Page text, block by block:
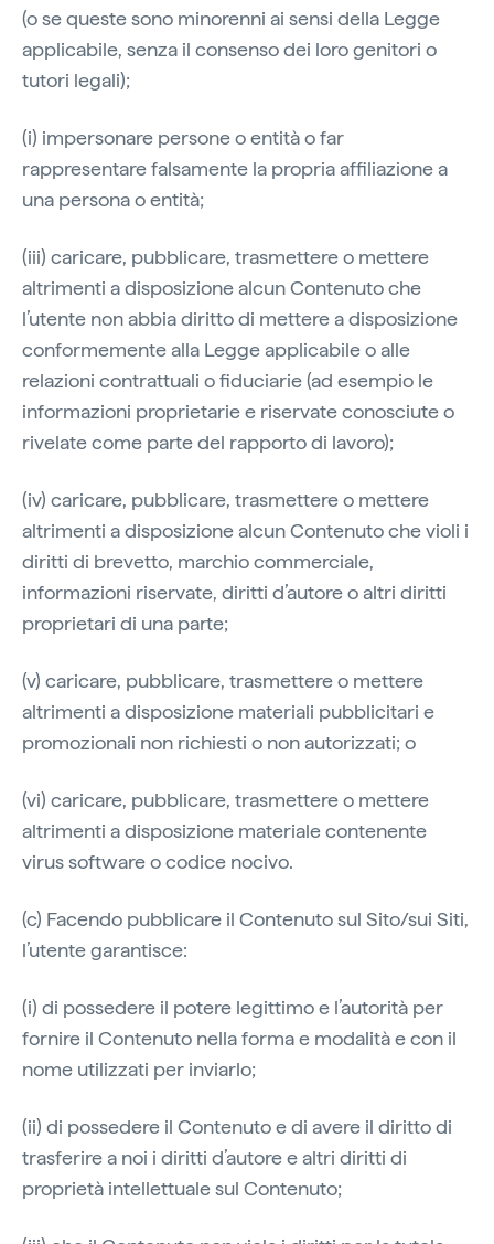
(o se queste sono minorenni ai sensi della Legge
applicabile, senza il consenso dei loro genitori o
tutori legali);
(i) impersonare persone o entità o far
rappresentare falsamente la propria affiliazione a
una persona o entità;
(iii) caricare, pubblicare, trasmettere o mettere
altrimenti a disposizione alcun Contenuto che
l’utente non abbia diritto di mettere a disposizione
conformemente alla Legge applicabile o alle
relazioni contrattuali o fiduciarie (ad esempio le
informazioni proprietarie e riservate conosciute o
rivelate come parte del rapporto di lavoro);
(iv) caricare, pubblicare, trasmettere o mettere
altrimenti a disposizione alcun Contenuto che violi i
diritti di brevetto, marchio commerciale,
informazioni riservate, diritti d’autore o altri diritti
proprietari di una parte;
(v) caricare, pubblicare, trasmettere o mettere
altrimenti a disposizione materiali pubblicitari e
promozionali non richiesti o non autorizzati; o
(vi) caricare, pubblicare, trasmettere o mettere
altrimenti a disposizione materiale contenente
virus software o codice nocivo.
(c) Facendo pubblicare il Contenuto sul Sito/sui Siti,
l’utente garantisce:
(i) di possedere il potere legittimo e l’autorità per
fornire il Contenuto nella forma e modalità e con il
nome utilizzati per inviarlo;
(ii) di possedere il Contenuto e di avere il diritto di
trasferire a noi i diritti d’autore e altri diritti di
proprietà intellettuale sul Contenuto;